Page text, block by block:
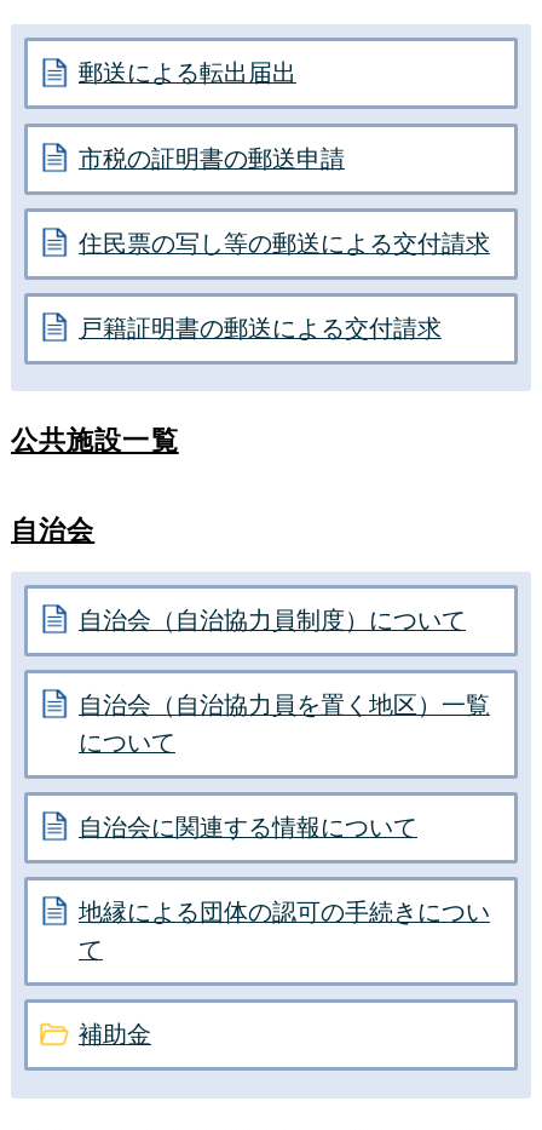
郵送による転出届出
市税の証明書の郵送申請
住民票の写し等の郵送による交付請求
戸籍証明書の郵送による交付請求
公共施設一覧
自治会
自治会（自治協力員制度）について
自治会（自治協力員を置く地区）一覧
について
自治会に関連する情報について
地縁による団体の認可の手続きについ
て
補助金